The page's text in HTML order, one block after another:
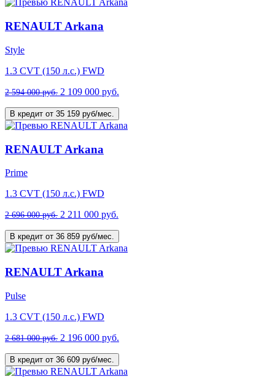
RENAULT Arkana
Style
1.3 CVT (150 л.с.) FWD
2 594 000 руб. 2 109 000 руб.
В кредит от 35 159 руб/мес.
RENAULT Arkana
Prime
1.3 CVT (150 л.с.) FWD
2 696 000 руб. 2 211 000 руб.
В кредит от 36 859 руб/мес.
RENAULT Arkana
Pulse
1.3 CVT (150 л.с.) FWD
2 681 000 руб. 2 196 000 руб.
В кредит от 36 609 руб/мес.